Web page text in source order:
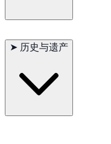
次要问题：肘关节发
偶尔出现
建议测试
➤ 历史与遗产
各地赢得了广泛的赞誉。